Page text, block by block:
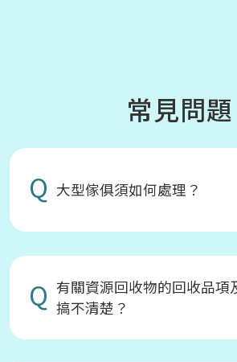
常見問題
Q 大型傢俱須如何處理？
Q 有關資源回收物的回收品項
搞不清楚？